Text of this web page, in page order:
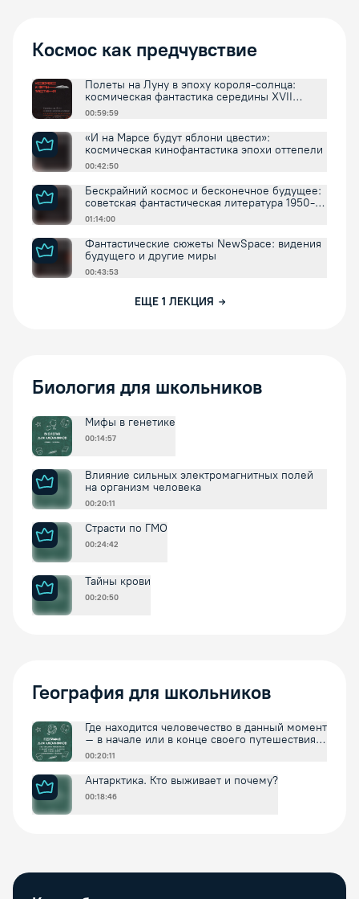
Космос как предчувствие
Полеты на Луну в эпоху короля-солнца:
космическая фантастика середины XVII
столетия
00:59:59
«И на Марсе будут яблони цвести»:
космическая кинофантастика эпохи оттепели
00:42:50
Бескрайний космос и бесконечное будущее:
советская фантастическая литература 1950-
1960х годов
01:14:00
Фантастические сюжеты NewSpace: видения
будущего и другие миры
00:43:53
ЕЩЕ 1 ЛЕКЦИЯ
Биология для школьников
Мифы в генетике
00:14:57
Влияние сильных электромагнитных полей
на организм человека
00:20:11
Страсти по ГМО
00:24:42
Тайны крови
00:20:50
География для школьников
Где находится человечество в данный момент
– в начале или в конце своего путешествия в
будущее
00:20:11
Антарктика. Кто выживает и почему?
00:18:46